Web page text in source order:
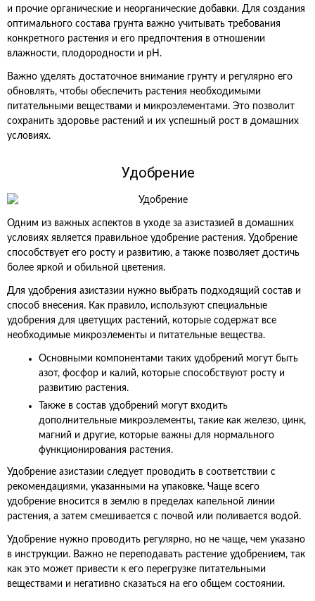
и прочие органические и неорганические добавки. Для создания
оптимального состава грунта важно учитывать требования
конкретного растения и его предпочтения в отношении
влажности, плодородности и pH.
Важно уделять достаточное внимание грунту и регулярно его
обновлять, чтобы обеспечить растения необходимыми
питательными веществами и микроэлементами. Это позволит
сохранить здоровье растений и их успешный рост в домашних
условиях.
Удобрение
Одним из важных аспектов в уходе за азистазией в домашних
условиях является правильное удобрение растения. Удобрение
способствует его росту и развитию, а также позволяет достичь
более яркой и обильной цветения.
Для удобрения азистазии нужно выбрать подходящий состав и
способ внесения. Как правило, используют специальные
удобрения для цветущих растений, которые содержат все
необходимые микроэлементы и питательные вещества.
Основными компонентами таких удобрений могут быть
азот, фосфор и калий, которые способствуют росту и
развитию растения.
Также в состав удобрений могут входить
дополнительные микроэлементы, такие как железо, цинк,
магний и другие, которые важны для нормального
функционирования растения.
Удобрение азистазии следует проводить в соответствии с
рекомендациями, указанными на упаковке. Чаще всего
удобрение вносится в землю в пределах капельной линии
растения, а затем смешивается с почвой или поливается водой.
Удобрение нужно проводить регулярно, но не чаще, чем указано
в инструкции. Важно не переподавать растение удобрением, так
как это может привести к его перегрузке питательными
веществами и негативно сказаться на его общем состоянии.